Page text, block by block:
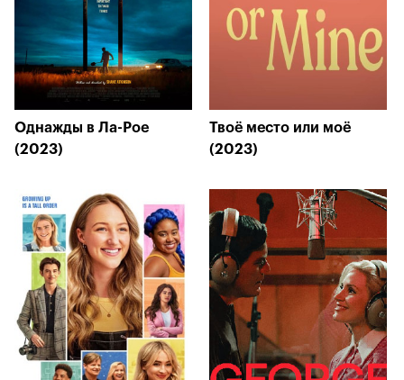
Однажды в Ла-Рое
(2023)
Твоё место или моё
(2023)